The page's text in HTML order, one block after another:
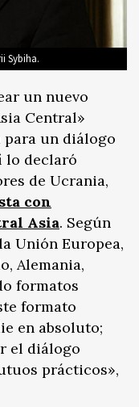
Sybiha.
un nuevo
Central»
un diálogo
lo declaró
de Ucrania,
con
Asia. Según
Unión Europea,
Alemania,
formatos
formato
en absoluto;
el diálogo
prácticos»,